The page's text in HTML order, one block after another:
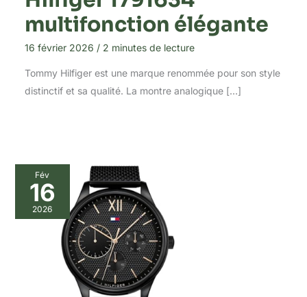
multifonction élégante
16 février 2026 / 2 minutes de lecture
Tommy Hilfiger est une marque renommée pour son style
distinctif et sa qualité. La montre analogique […]
Fév
16
2026